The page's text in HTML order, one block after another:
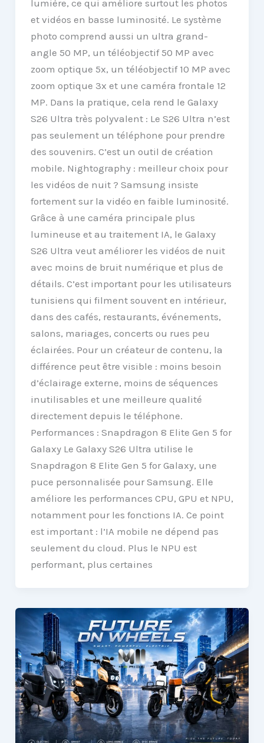
lumière, ce qui améliore surtout les photos
et vidéos en basse luminosité. Le système
photo comprend aussi un ultra grand-
angle 50 MP, un téléobjectif 50 MP avec
zoom optique 5x, un téléobjectif 10 MP avec
zoom optique 3x et une caméra frontale 12
MP. Dans la pratique, cela rend le Galaxy
S26 Ultra très polyvalent : Le S26 Ultra n’est
pas seulement un téléphone pour prendre
des souvenirs. C’est un outil de création
mobile. Nightography : meilleur choix pour
les vidéos de nuit ? Samsung insiste
fortement sur la vidéo en faible luminosité.
Grâce à une caméra principale plus
lumineuse et au traitement IA, le Galaxy
S26 Ultra veut améliorer les vidéos de nuit
avec moins de bruit numérique et plus de
détails. C’est important pour les utilisateurs
tunisiens qui filment souvent en intérieur,
dans des cafés, restaurants, événements,
salons, mariages, concerts ou rues peu
éclairées. Pour un créateur de contenu, la
différence peut être visible : moins besoin
d’éclairage externe, moins de séquences
inutilisables et une meilleure qualité
directement depuis le téléphone.
Performances : Snapdragon 8 Elite Gen 5 for
Galaxy Le Galaxy S26 Ultra utilise le
Snapdragon 8 Elite Gen 5 for Galaxy, une
puce personnalisée pour Samsung. Elle
améliore les performances CPU, GPU et NPU,
notamment pour les fonctions IA. Ce point
est important : l’IA mobile ne dépend pas
seulement du cloud. Plus le NPU est
performant, plus certaines